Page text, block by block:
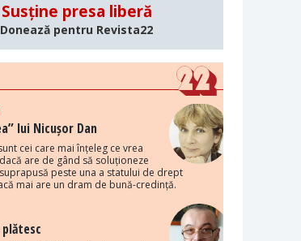
Susține presa liberă
Donează pentru Revista22
lui Nicușor Dan
cei care mai înțeleg ce vrea
are de gând să soluționeze
peste una a statului de drept
mai are un dram de bună-credință.